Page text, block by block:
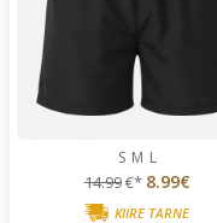
S M L
14.99€* 8.99€
KIIRE TARNE